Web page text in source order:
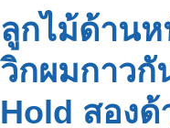
ลูกไม้ด้านห
วิกผมกาวกั
Hold สอง